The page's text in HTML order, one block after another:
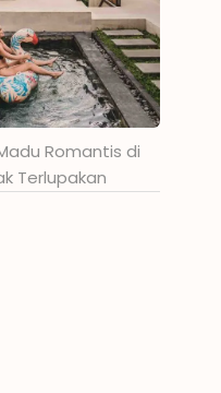
Romantis di
Terlupakan